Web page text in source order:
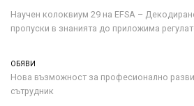
Научен колоквиум 29 на EFSA –
пропуски в знанията до приложима
ОБЯВИ
Нова възможност за професионално
сътрудник